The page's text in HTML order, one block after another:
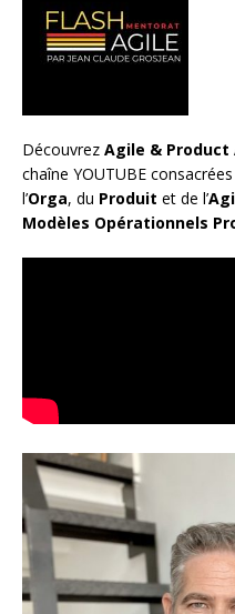
Découvrez Agile &
chaîne YOUTUBE
l’Orga, du Produit et de l’
Modèles Opérationnels